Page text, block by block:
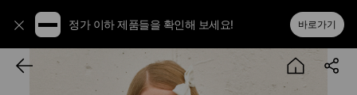
정가 이하 제품들을 확인해 보세요! 바로가기